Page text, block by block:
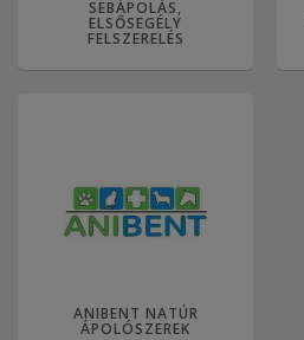
SEBÁPOLÁS,
ELSŐSEGÉLY
FELSZERELÉS
ANIBENT NATÚR
ÁPOLÓSZEREK